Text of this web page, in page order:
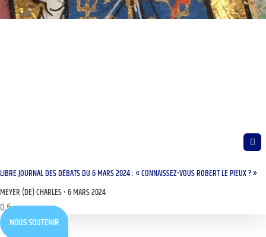
LIBRE JOURNAL DES DÉBATS DU 6 MARS 2024 : « CONNAISSEZ-VOUS ROBERT LE PIEUX ? »
MEYER (DE) CHARLES 6 MARS 2024
NOUS SOUTENIR